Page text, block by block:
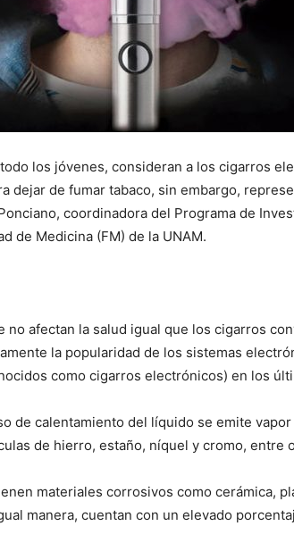
los jóvenes, consideran a los cigarros
dejar de fumar tabaco, sin embargo,
coordinadora del Programa de
de Medicina (FM) de la UNAM.
no afectan la salud igual que los cigarros
la popularidad de los sistemas
como cigarros electrónicos) en los
de calentamiento del líquido se emite
de hierro, estaño, níquel y cromo, entre
materiales corrosivos como cerámica,
manera, cuentan con un elevado